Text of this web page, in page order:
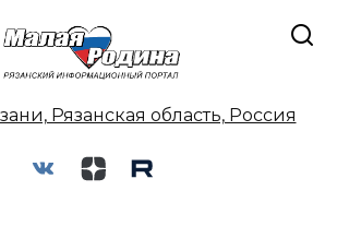
Рязанская область, Россия